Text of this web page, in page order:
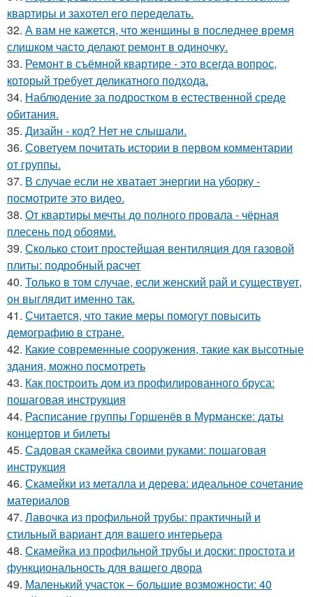
квартиры и захотел его переделать.
32. А вам не кажется, что женщины в последнее время
слишком часто делают ремонт в одиночку.
33. Ремонт в съёмной квартире - это всегда вопрос,
который требует деликатного подхода.
34. Наблюдение за подростком в естественной среде
обитания.
35. Дизайн - код? Нет не слышали.
36. Советуем почитать истории в первом комментарии
от группы.
37. В случае если не хватает энергии на уборку -
посмотрите это видео.
38. От квартиры мечты до полного провала - чёрная
плесень под обоями.
39. Сколько стоит простейшая вентиляция для газовой
плиты: подробный расчет
40. Только в том случае, если женский рай и существует,
он выглядит именно так.
41. Считается, что такие меры помогут повысить
демографию в стране.
42. Какие современные сооружения, такие как высотные
здания, можно посмотреть
43. Как построить дом из профилированного бруса:
пошаговая инструкция
44. Расписание группы Горшенёв в Мурманске: даты
концертов и билеты
45. Садовая скамейка своими руками: пошаговая
инструкция
46. Скамейки из металла и дерева: идеальное сочетание
материалов
47. Лавочка из профильной трубы: практичный и
стильный вариант для вашего интерьера
48. Скамейка из профильной трубы и доски: простота и
функциональность для вашего двора
49. Маленький участок – большие возможности: 40